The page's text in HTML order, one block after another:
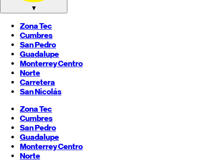
▼
Zona Tec
Cumbres
San Pedro
Guadalupe
MonterreyCentro
Norte
Carretera
San Nicolás
Zona Tec
Cumbres
San Pedro
Guadalupe
MonterreyCentro
Norte